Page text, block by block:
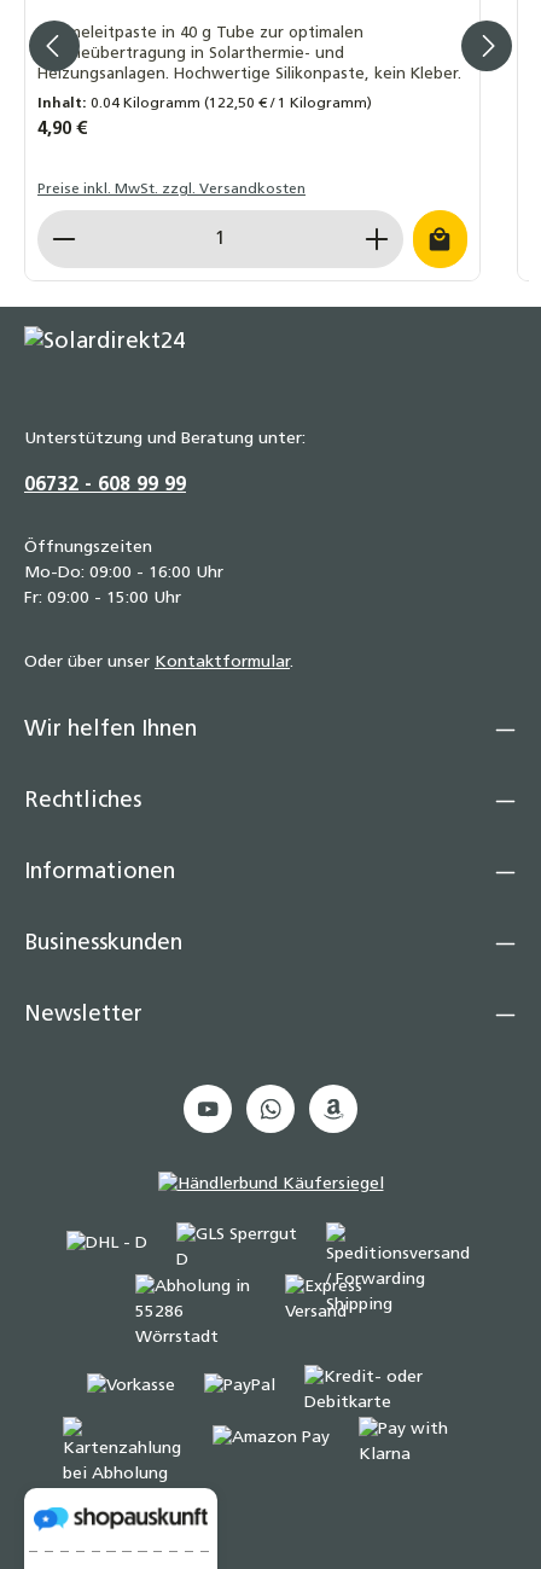
Wärmeleitpaste in 40 g Tube zur optimalen
Wärmeübertragung in Solarthermie- und
Heizungsanlagen. Hochwertige Silikonpaste, kein Kleber.
Inhalt:0.04 Kilogramm(122,50 € / 1 Kilogramm)
Regulärer Preis:
4,90 €
Preise inkl. MwSt. zzgl. Versandkosten
Produkt Anzahl: Gib den gewünschten Wert
Unterstützung und Beratung unter:
06732 - 608 99 99
Öffnungszeiten
Mo-Do: 09:00 - 16:00 Uhr
Fr: 09:00 - 15:00 Uhr
Oder über unser Kontaktformular.
Wir helfen Ihnen
Rechtliches
Informationen
Businesskunden
Newsletter